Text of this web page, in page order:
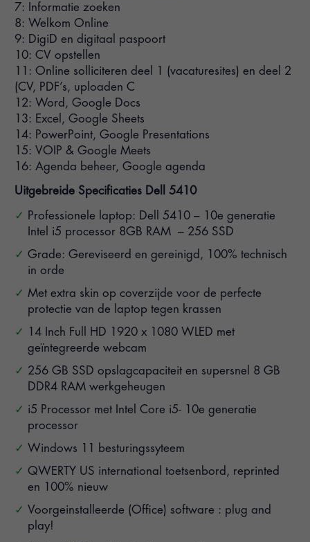
7: Informatie zoeken
8: Welkom Online
9: DigiD en digitaal paspoort
10: CV opstellen
11: Online solliciteren deel 1 (vacaturesites) en deel 2
(CV, PDF’s, uploaden C
12: Word, Google Docs
13: Excel, Google Sheets
14: PowerPoint, Google Presentations
15: VOIP & Google Meets
16: Agenda beheer, Google agenda
Uitgebreide Specificaties Dell 5410
Professionele laptop: Dell 5410 – 10e generatie
Intel i5 processor 8GB RAM – 256 SSD
Grade: Gereviseerd en gereinigd, 100% technisch
in orde
Met extra skin op coverzijde voor de perfecte
protectie van de laptop tegen krassen
14 Inch Full HD 1920 x 1080 WLED met
geïntegreerde webcam
256 GB SSD opslagcapaciteit en supersnel 8 GB
DDR4 RAM werkgeheugen
i5 Processor met Intel Core i5- 10e generatie
processor
Windows 11 besturingssyteem
QWERTY US international toetsenbord, reprinted
en 100% nieuw
Voorgeinstalleerde (Office) software : plug and
play!